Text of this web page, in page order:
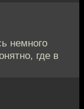
немного
где в